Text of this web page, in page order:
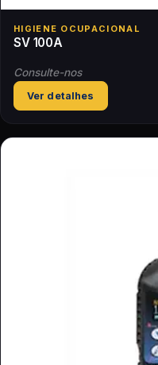
HIGIENE OCUPACIONAL
SV 100A
Consulte-nos
Ver detalhes